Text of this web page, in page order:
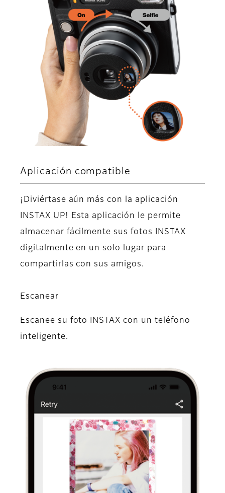
Aplicación compatible
¡Diviértase aún más con la aplicación
INSTAX UP! Esta aplicación le permite
almacenar fácilmente sus fotos INSTAX
digitalmente en un solo lugar para
compartirlas con sus amigos.
Escanear
Escanee su foto INSTAX con un teléfono
inteligente.